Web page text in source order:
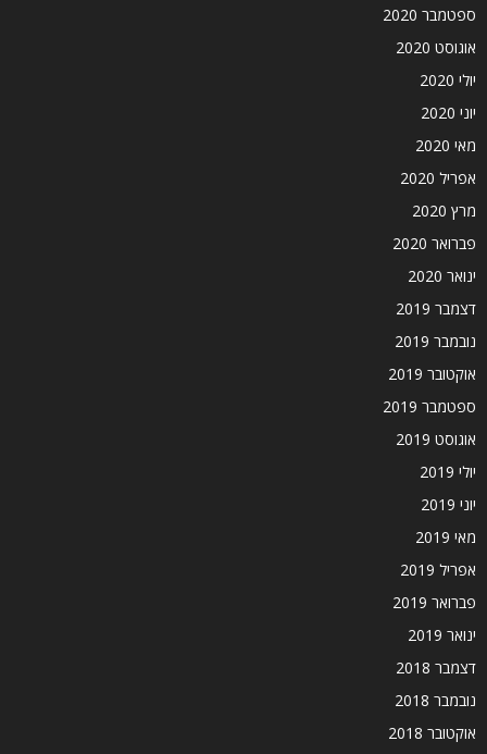
ספטמבר 2020
אוגוסט 2020
יולי 2020
יוני 2020
מאי 2020
אפריל 2020
מרץ 2020
פברואר 2020
ינואר 2020
דצמבר 2019
נובמבר 2019
אוקטובר 2019
ספטמבר 2019
אוגוסט 2019
יולי 2019
יוני 2019
מאי 2019
אפריל 2019
פברואר 2019
ינואר 2019
דצמבר 2018
נובמבר 2018
אוקטובר 2018